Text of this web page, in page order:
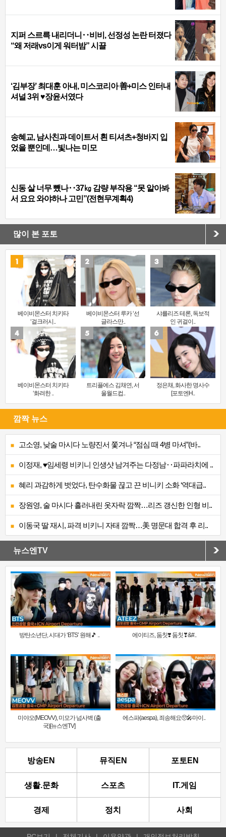
지퍼 스르륵 내리더니‥비비, 선정성 논란 터졌다
“왜 저래vs이게 워터밤” 시끌
‘김부장’ 최대훈 아내, 미스코리아 善+미스 인터내
셔널 3위 ♥장윤서였다
송혜교, 남사친과 데이트서 흰 티셔츠+청바지 입
었을 뿐인데…빛나는 미모
신동 살 너무 뺐나‥37㎏ 감량 부작용 “못 알아봐
서 요요 와야하나 고민”(전현무계획4)
많이 본 포토
베이비몬스터 치키타
‘걸크러시..
베이비몬스터 루카 ‘선
글라스만..
샤를리즈 테론, 독보적
인 귀걸이..
베이비몬스터 치키타
‘화려한 ..
트리플에스 김채연, 서
울월드컵..
정은채, 화사한 명사수
[포토엔H..
깜짝 뉴스
고소영, 낮술 마시다 노량진서 쫓겨나 “점심 때 4병 마셔”(바..
이정재, ♥임세령 비키니 인생샷 남겨주는 다정남‥파파라치에 ..
혜리 과감하게 벗었다, 탄수화물 끊고 끈 비니키 소화 ‘역대급..
장원영, 술 마시다 흘러내린 옷자락 깜짝…리즈 갱신한 인형 비..
이동국 딸 재시, 파격 비키니 자태 깜짝…美 명문대 합격 후 리..
뉴스엔TV
방탄소년단, 시대가 ‘BTS’ 원해🎵 .. 에이티즈, 둠칫❣️ 둠칫❣&#..
미야오(MEOVV), 미모가 넘사벽 (출
국)[뉴스엔TV]
에스파(aespa), 죄송해요🥺🎤마이..
방송EN 뮤직EN 포토EN
생활.문화 스포츠 IT.게임
경제 정치 사회